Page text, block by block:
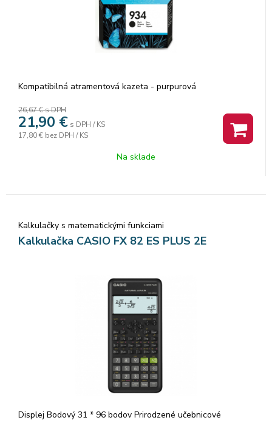
Kompatibilná atramentová kazeta - purpurová
26,67 €s DPH
21,90 € s DPH / KS
17,80 € bez DPH / KS
Na sklade
Kalkulačky s matematickými funkciami
Kalkulačka CASIO FX 82 ES PLUS 2E
Displej Bodový 31 * 96 bodov Prirodzené učebnicové